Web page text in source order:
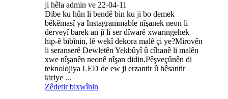
ji hêla admin ve 22-04-11
Dibe ku hûn li bendê bin ku ji bo demek
bêkêmasî ya Instagrammable nîşanek neon li
derveyî barek an jî li ser dîwarê xwaringehek
hip-ê bibînin, lê wekî dekora malê çi ye?Mirovên
li seranserê Dewletên Yekbûyî û cîhanê li malên
xwe nîşanên neonê nîşan didin.Pêşveçûnên di
teknolojiya LED de ew ji erzantir û hêsantir
kiriye ...
Zêdetir bixwînin